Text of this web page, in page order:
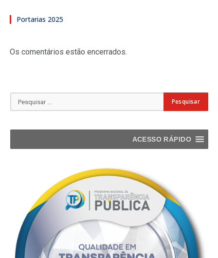
Portarias 2025
Os comentários estão encerrados.
ACESSO RÁPIDO